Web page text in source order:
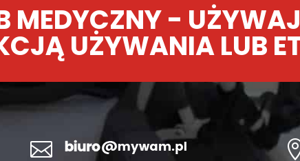
MEDYCZNY -
UŻYWANIA LUB
